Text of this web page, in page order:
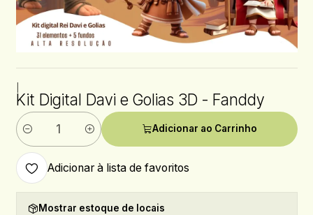
Kit Digital Davi e Golias 3D - Fanddy
Quantidade
Adicionar ao Carrinho
Adicionar à lista de favoritos
Mostrar estoque de locais